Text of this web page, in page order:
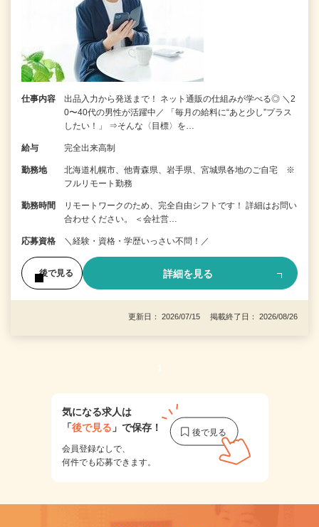
仕事内容
出品入力から発送まで！ ネット通販の仕組みが学べる◎ ＼2
0〜40代の男性が活躍中／ 「毎月の給料に“あと少し”プラス
したい！」 ⇒そんな〈目標〉を…
給与 完全出来高制
勤務地
北海道札幌市、他青森県、岩手県、宮城県各地のご自宅 ※
フルリモート勤務
勤務時間
リモートワークのため、完全自由シフトです！ 詳細はお問い
合わせください。 ＜会社営…
応募資格 ＼経験・資格・学歴いっさい不問！／
後で見る 詳細を見る
更新日： 2026/07/15 掲載終了日： 2026/08/26
1
気になる求人は
「後で見る 」で保存！
会員登録なしで、
何件でも応募できます。